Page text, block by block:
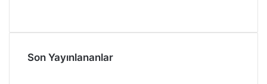
Son Yayınlananlar